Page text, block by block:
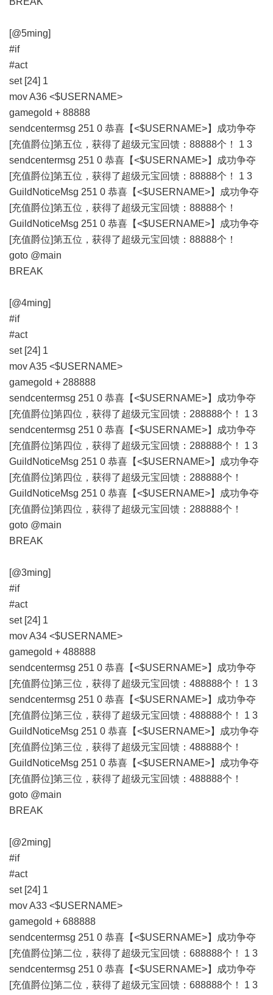
[@5ming]
#if
#act
set [24] 1
mov A36 <$USERNAME>
gamegold + 88888
sendcentermsg 251 0 恭喜【<$USERNAME>】成功争夺
[充值爵位]第五位，获得了超级元宝回馈：88888个！ 1 3
sendcentermsg 251 0 恭喜【<$USERNAME>】成功争夺
[充值爵位]第五位，获得了超级元宝回馈：88888个！ 1 3
GuildNoticeMsg 251 0 恭喜【<$USERNAME>】成功争夺
[充值爵位]第五位，获得了超级元宝回馈：88888个！
GuildNoticeMsg 251 0 恭喜【<$USERNAME>】成功争夺
[充值爵位]第五位，获得了超级元宝回馈：88888个！
goto @main
BREAK
[@4ming]
#if
#act
set [24] 1
mov A35 <$USERNAME>
gamegold + 288888
sendcentermsg 251 0 恭喜【<$USERNAME>】成功争夺
[充值爵位]第四位，获得了超级元宝回馈：288888个！ 1 3
sendcentermsg 251 0 恭喜【<$USERNAME>】成功争夺
[充值爵位]第四位，获得了超级元宝回馈：288888个！ 1 3
GuildNoticeMsg 251 0 恭喜【<$USERNAME>】成功争夺
[充值爵位]第四位，获得了超级元宝回馈：288888个！
GuildNoticeMsg 251 0 恭喜【<$USERNAME>】成功争夺
[充值爵位]第四位，获得了超级元宝回馈：288888个！
goto @main
BREAK
[@3ming]
#if
#act
set [24] 1
mov A34 <$USERNAME>
gamegold + 488888
sendcentermsg 251 0 恭喜【<$USERNAME>】成功争夺
[充值爵位]第三位，获得了超级元宝回馈：488888个！ 1 3
sendcentermsg 251 0 恭喜【<$USERNAME>】成功争夺
[充值爵位]第三位，获得了超级元宝回馈：488888个！ 1 3
GuildNoticeMsg 251 0 恭喜【<$USERNAME>】成功争夺
[充值爵位]第三位，获得了超级元宝回馈：488888个！
GuildNoticeMsg 251 0 恭喜【<$USERNAME>】成功争夺
[充值爵位]第三位，获得了超级元宝回馈：488888个！
goto @main
BREAK
[@2ming]
#if
#act
set [24] 1
mov A33 <$USERNAME>
gamegold + 688888
sendcentermsg 251 0 恭喜【<$USERNAME>】成功争夺
[充值爵位]第二位，获得了超级元宝回馈：688888个！ 1 3
sendcentermsg 251 0 恭喜【<$USERNAME>】成功争夺
[充值爵位]第二位，获得了超级元宝回馈：688888个！ 1 3